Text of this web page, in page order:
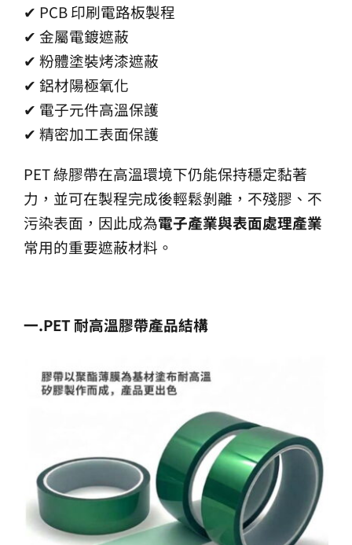
✔ PCB 印刷電路板製程
✔ 金屬電鍍遮蔽
✔ 粉體塗裝烤漆遮蔽
✔ 鋁材陽極氧化
✔ 電子元件高溫保護
✔ 精密加工表面保護
PET 綠膠帶在高溫環境下仍能保持穩定黏著
力，並可在製程完成後輕鬆剝離，不殘膠、不
污染表面，因此成為電子產業與表面處理產業
常用的重要遮蔽材料。
一.PET耐高溫膠帶產品結構